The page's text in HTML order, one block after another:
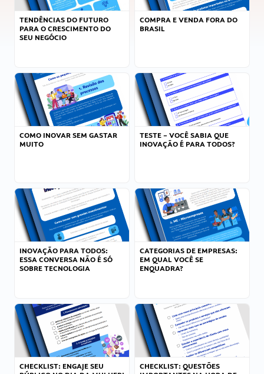
TENDÊNCIAS DO FUTURO
PARA O CRESCIMENTO DO
SEU NEGÓCIO
COMPRA E VENDA FORA DO
BRASIL
COMO INOVAR SEM GASTAR
MUITO
TESTE – VOCÊ SABIA QUE
INOVAÇÃO É PARA TODOS?
INOVAÇÃO PARA TODOS:
ESSA CONVERSA NÃO É SÓ
SOBRE TECNOLOGIA
CATEGORIAS DE EMPRESAS:
EM QUAL VOCÊ SE
ENQUADRA?
CHECKLIST: ENGAJE SEU
CHECKLIST: QUESTÕES